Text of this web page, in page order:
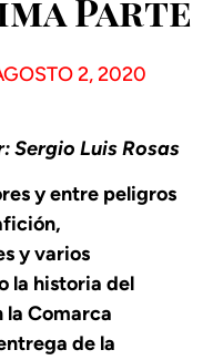
Parte
2, 2020
Sergio Luis Rosas
y entre peligros
y varios
la historia del
Comarca
de la